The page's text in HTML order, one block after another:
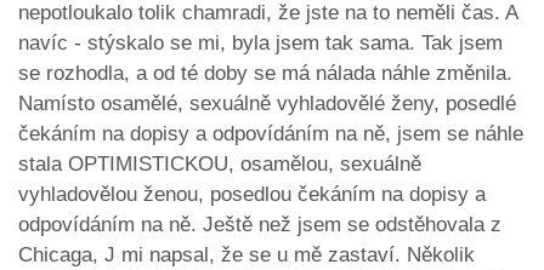
nepotloukalo tolik chamradi, že jste na to neměli čas. A
navíc - stýskalo se mi, byla jsem tak sama. Tak jsem
se rozhodla, a od té doby se má nálada náhle změnila.
Namísto osamělé, sexuálně vyhladovělé ženy, posedlé
čekáním na dopisy a odpovídáním na ně, jsem se náhle
stala OPTIMISTICKOU, osamělou, sexuálně
vyhladovělou ženou, posedlou čekáním na dopisy a
odpovídáním na ně. Ještě než jsem se odstěhovala z
Chicaga, J mi napsal, že se u mě zastaví. Několik